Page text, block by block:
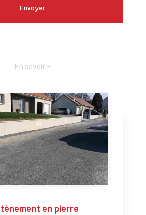
En savoir +
en pierre